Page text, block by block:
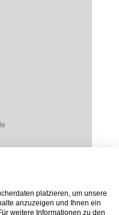
platzieren, um unsere
anzuzeigen und Ihnen ein
weitere Informationen zu den